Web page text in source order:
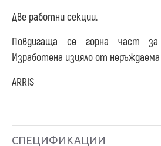
Две работни секции.
Повдигаща се горна част за
Изработена изцяло от
ARRIS
СПЕЦИФИКАЦИИ